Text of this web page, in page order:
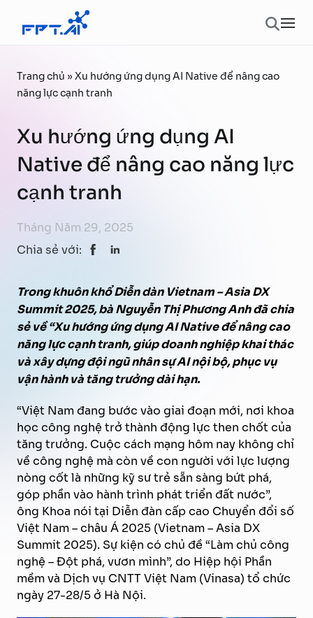
Chuyển đến phần nội dung
Trang chủ »Xu hướng ứng dụng AI Native để nâng cao
năng lực cạnh tranh
Xu hướng ứng dụng AI
Native để nâng cao năng lực
cạnh tranh
Tháng Năm 29, 2025
Chia sẻ với:
Trong khuôn khổ Diễn dàn Vietnam – Asia DX
Summit 2025, bà Nguyễn Thị Phương Anh đã chia
sẻ về “Xu hướng ứng dụng AI Native để nâng cao
năng lực cạnh tranh, giúp doanh nghiệp khai thác
và xây dựng đội ngũ nhân sự AI nội bộ, phục vụ
vận hành và tăng trưởng dài hạn.
“Việt Nam đang bước vào giai đoạn mới, nơi khoa
học công nghệ trở thành động lực then chốt của
tăng trưởng. Cuộc cách mạng hôm nay không chỉ
về công nghệ mà còn về con người với lực lượng
nòng cốt là những kỹ sư trẻ sẵn sàng bứt phá,
góp phần vào hành trình phát triển đất nước”,
ông Khoa nói tại Diễn đàn cấp cao Chuyển đổi số
Việt Nam – châu Á 2025 (Vietnam – Asia DX
Summit 2025). Sự kiện có chủ đề “Làm chủ công
nghệ – Đột phá, vươn mình”, do Hiệp hội Phần
mềm và Dịch vụ CNTT Việt Nam (Vinasa) tổ chức
ngày 27-28/5 ở Hà Nội.